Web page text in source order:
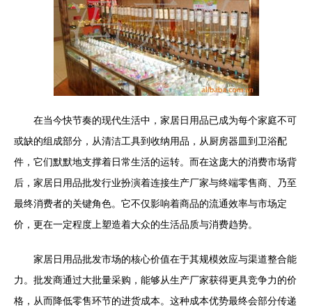
在当今快节奏的现代生活中，家居日用品已成为每个家庭不可
或缺的组成部分，从清洁工具到收纳用品，从厨房器皿到卫浴配
件，它们默默地支撑着日常生活的运转。而在这庞大的消费市场背
后，家居日用品批发行业扮演着连接生产厂家与终端零售商、乃至
最终消费者的关键角色。它不仅影响着商品的流通效率与市场定
价，更在一定程度上塑造着大众的生活品质与消费趋势。
家居日用品批发市场的核心价值在于其规模效应与渠道整合能
力。批发商通过大批量采购，能够从生产厂家获得更具竞争力的价
格，从而降低零售环节的进货成本。这种成本优势最终会部分传递